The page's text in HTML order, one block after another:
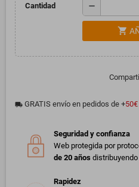
Cantidad remove
shopping_cart
local_shipping GRATIS envío en pedidos de +50€
Seguridad y confianza
Web protegida por
de 20 años
Rapidez